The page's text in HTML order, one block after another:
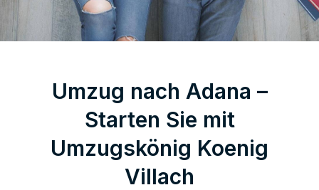
Umzug nach Adana –
Starten Sie mit
Umzugskönig Koenig
Villach